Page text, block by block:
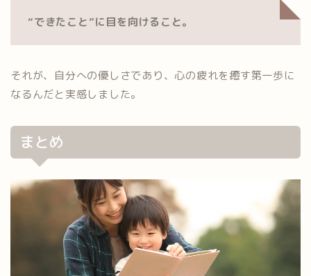
“できたこと”に目を向けること。
それが、自分への優しさであり、心の疲れを癒す第一歩に
なるんだと実感しました。
まとめ